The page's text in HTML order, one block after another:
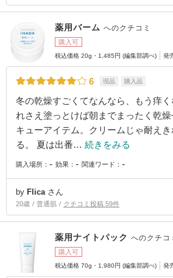
薬用バーム へのクチコミ
購入可
税込価格 20g・1,485円 (編集部調べ) 発
6 現品 購入品
冬の乾燥すごくてなんなら、もう痒
れさえ塗っとけば朝までまったく乾
キューアイテム。クリームじゃ耐え
る。 夏は出番… 続きをみる
購入場所： - 効果： - 関連ワード： -
by Flicaさん
20歳 普通肌 クチコミ投稿 59件
薬用ナイトパック へのクチコ
購入可
税込価格 70g・1,980円 (編集部調べ) 発